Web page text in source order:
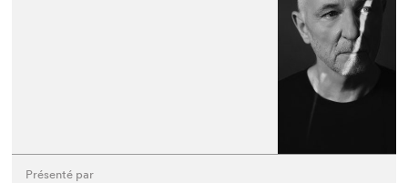
Présenté par